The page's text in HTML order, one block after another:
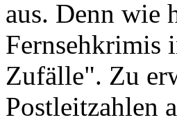
aus. Denn wie
Fernsehkrimis
Zufälle". Zu
Postleitzahlen